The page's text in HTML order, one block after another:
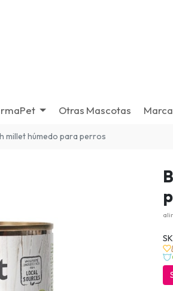
Otras Mascotas
millet húmedo para perros